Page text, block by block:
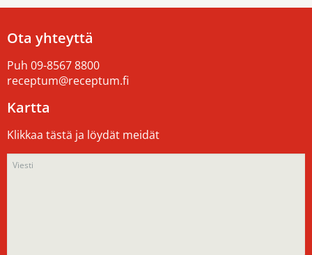
Ota yhteyttä
Puh 09-8567 8800
receptum@receptum.fi
Kartta
Klikkaa tästä ja löydät meidät